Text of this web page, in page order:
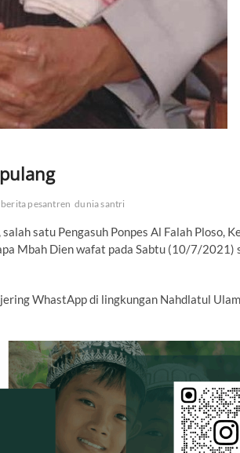
berita pesantren dunia santri
satu Pengasuh Ponpes Al Falah Ploso,
Mbah Dien wafat pada Sabtu (10/7/2021)
WhastApp di lingkungan Nahdlatul